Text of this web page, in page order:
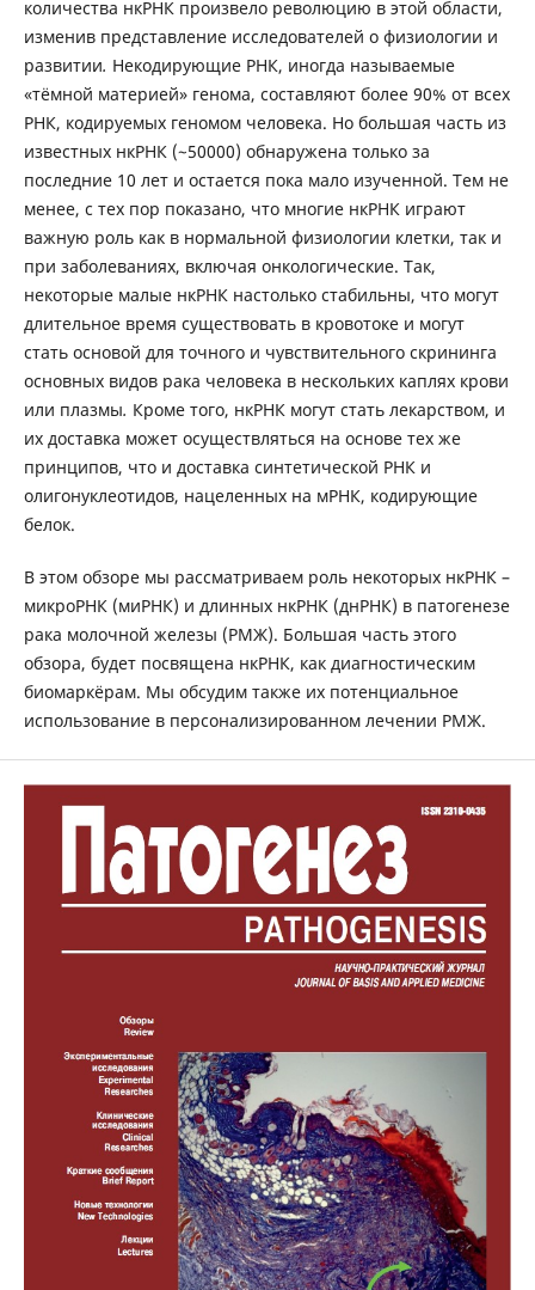
количества нкРНК произвело революцию в этой области,
изменив представление исследователей о физиологии и
развитии. Некодирующие РНК, иногда называемые
«тёмной материей» генома, составляют более 90% от всех
РНК, кодируемых геномом человека. Но большая часть из
известных нкРНК (~50000) обнаружена только за
последние 10 лет и остается пока мало изученной. Тем не
менее, с тех пор показано, что многие нкРНК играют
важную роль как в нормальной физиологии клетки, так и
при заболеваниях, включая онкологические. Так,
некоторые малые нкРНК настолько стабильны, что могут
длительное время существовать в кровотоке и могут
стать основой для точного и чувствительного скрининга
основных видов рака человека в нескольких каплях крови
или плазмы. Кроме того, нкРНК могут стать лекарством, и
их доставка может осуществляться на основе тех же
принципов, что и доставка синтетической РНК и
олигонуклеотидов, нацеленных на мРНК, кодирующие
белок.
В этом обзоре мы рассматриваем роль некоторых нкРНК –
микроРНК (миРНК) и длинных нкРНК (днРНК) в патогенезе
рака молочной железы (РМЖ). Большая часть этого
обзора, будет посвящена нкРНК, как диагностическим
биомаркёрам. Мы обсудим также их потенциальное
использование в персонализированном лечении РМЖ.